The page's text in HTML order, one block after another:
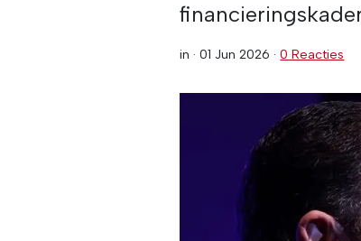
in ·01 Jun 2026 ·0 Reacties